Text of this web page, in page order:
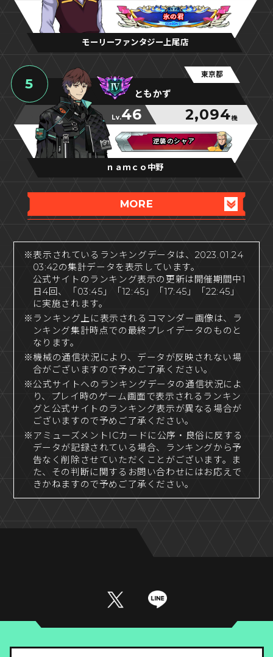
氷の君
氷の君
氷の君
モーリーファンタジー上尾店
5
東京都
ともかず
Lv.46 2,094機
逆襲のシャア
逆襲のシャア
逆襲のシャア
ｎａｍｃｏ中野
MORE
※表示されているランキングデータは、2023.01.24
03:42の集計データを表示しています。
公式サイトのランキング表示の更新は開催期間中1
日4回、「03:45」「12:45」「17:45」「22:45」
に実施されます。
※ランキング上に表示されるコマンダー画像は、ラ
ンキング集計時点での最終プレイデータのものと
なります。
※機械の通信状況により、データが反映されない場
合がございますので予めご了承ください。
※公式サイトへのランキングデータの通信状況によ
り、プレイ時のゲーム画面で表示されるランキン
グと公式サイトのランキング表示が異なる場合が
ございますので予めご了承ください。
※アミューズメントICカードに公序・良俗に反する
データが記録されている場合、ランキングから予
告なく削除させていただくことがございます。ま
た、その判断に関するお問い合わせにはお応えで
きかねますので予めご了承ください。